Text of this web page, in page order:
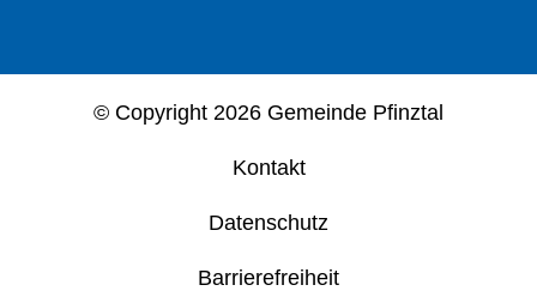
© Copyright 2026 Gemeinde Pfinztal
Kontakt
Datenschutz
Barrierefreiheit